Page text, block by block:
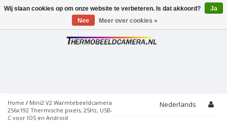
Toggle
Home / Mini2 V2 Warmtebeeldcamera
256x192 Thermische pixels, 25Hz, USB-
C voor IOS en Android
Nederlands
Wij slaan cookies op om onze website te verbeteren. Is dat akkoord?
Ja
Nee
Meer over cookies »